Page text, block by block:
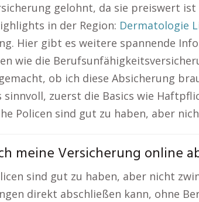
gelohnt, da sie preiswert
in der Region: Dermatologie
Hier gibt es weitere spannende
wie die
ob ich diese Absicherung
sinnvoll, zuerst die Basics wie
Policen sind gut zu haben, aber
meine Versicherung online
sind gut zu haben, aber nicht
direkt abschließen kann, ohne